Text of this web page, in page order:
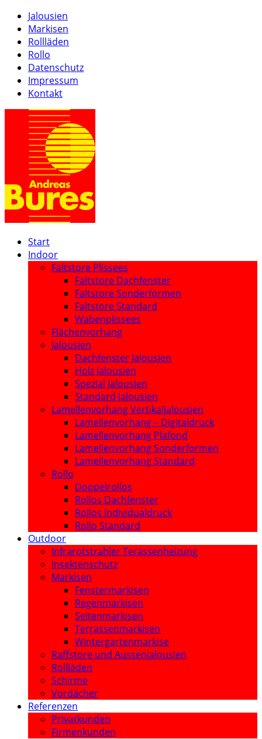
Jalousien
Markisen
Rollläden
Rollo
Datenschutz
Impressum
Kontakt
Start
Indoor
Faltstore Plissees
Faltstore Dachfenster
Faltstore Sonderformen
Faltstore Standard
Wabenplissees
Flächenvorhang
Jalousien
Dachfenster Jalousien
Holz Jalousien
Spezial Jalousien
Standard Jalousien
Lamellenvorhang Vertikaljalousien
Lamellenvorhang – Digitaldruck
Lamellenvorhang Plafond
Lamellenvorhang Sonderformen
Lamellenvorhang Standard
Rollo
Doppelrollos
Rollos Dachfenster
Rollos Individualdruck
Rollo Standard
Outdoor
Infrarotstrahler Terassenheizung
Insektenschutz
Markisen
Fenstermarkisen
Regenmarkisen
Seitenmarkisen
Terrassenmarkisen
Wintergartenmarkise
Raffstore und Aussenjalousien
Rollläden
Schirme
Vordächer
Referenzen
Privatkunden
Firmenkunden